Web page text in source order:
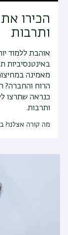
הכירו
ותרבות
אוהבת ללמוד
באינטנסיביות
מאמינה
הרוח והחברה?
כנראה שתרצו
ותרבות.
מה קורה אצלנו?